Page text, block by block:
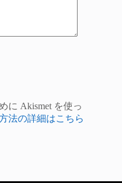
に Akismet を使っ
法の詳細はこちら